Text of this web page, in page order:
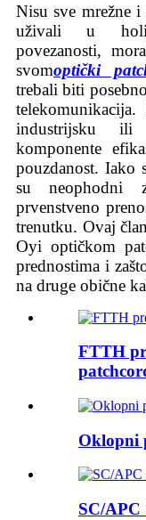
Nisu sve mrežne i
uživali u
povezanosti,
svomoptički
trebali biti
industrijsku ili
komponente
pouzdanost.
su neophodni
prvenstveno
trenutku. Ovaj
Oyi optičkom
prednostima i
na druge obične
FTTH
Oklopni
SC/